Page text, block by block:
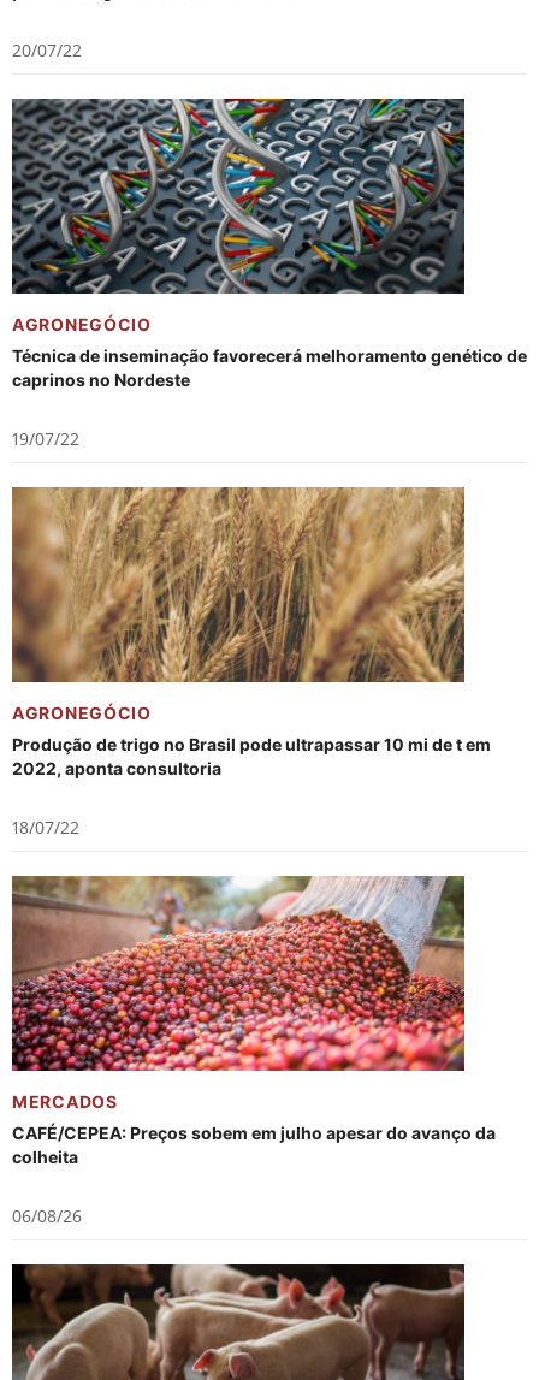
20/07/22
AGRONEGÓCIO
Técnica de inseminação favorecerá melhoramento genético de
caprinos no Nordeste
19/07/22
AGRONEGÓCIO
Produção de trigo no Brasil pode ultrapassar 10 mi de t em
2022, aponta consultoria
18/07/22
MERCADOS
CAFÉ/CEPEA: Preços sobem em julho apesar do avanço da
colheita
06/08/26